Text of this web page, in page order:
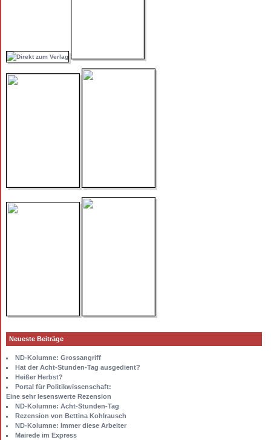
Neueste Beiträge
ND-Kolumne: Grossangriff
Hat der Acht-Stunden-Tag ausgedient?
Heißer Herbst?
Portal für Politikwissenschaft:
Eine sehr lesenswerte Rezension
ND-Kolumne: Acht-Stunden-Tag
Rezension von Bettina Kohlrausch
ND-Kolumne: Immer diese Arbeiter
Mairede im Express